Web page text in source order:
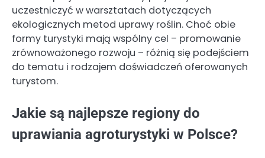
uczestniczyć w warsztatach dotyczących
ekologicznych metod uprawy roślin. Choć obie
formy turystyki mają wspólny cel – promowanie
zrównoważonego rozwoju – różnią się podejściem
do tematu i rodzajem doświadczeń oferowanych
turystom.
Jakie są najlepsze regiony do
uprawiania agroturystyki w Polsce?